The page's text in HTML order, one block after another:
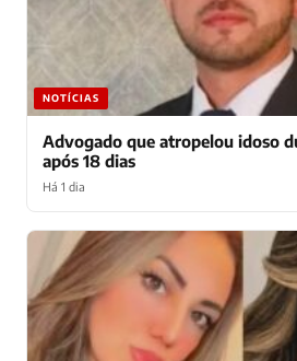
NOTÍCIAS
Advogado que atropelou idoso
após 18 dias
Há 1 dia